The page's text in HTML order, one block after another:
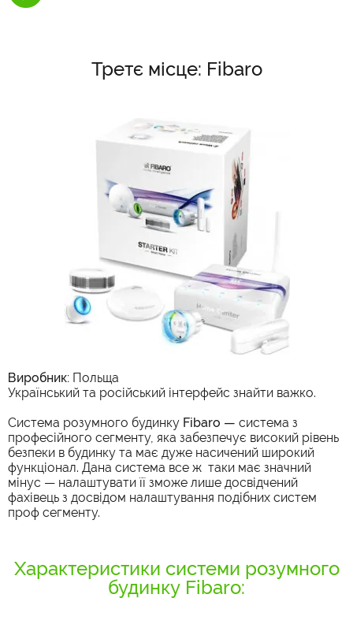
Третє місце: Fibaro
Виробник: Польща
Український та російський інтерфейс знайти важко.
Система розумного будинку Fibaro — система з
професійного сегменту, яка забезпечує високий рівень
безпеки в будинку та має дуже насичений широкий
функціонал. Дана система все ж таки має значний
мінус — налаштувати її зможе лише досвідчений
фахівець з досвідом налаштування подібних систем
проф сегменту.
Характеристики системи розумного
будинку Fibaro: